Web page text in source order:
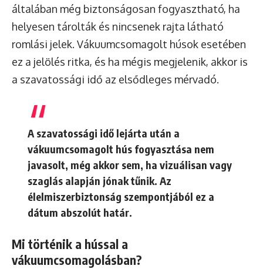
általában még biztonságosan fogyasztható, ha
helyesen tárolták és nincsenek rajta látható
romlási jelek. Vákuumcsomagolt húsok esetében
ez a jelölés ritka, és ha mégis megjelenik, akkor is
a szavatossági idő az elsődleges mérvadó.
A szavatossági idő lejárta után a
vákuumcsomagolt hús fogyasztása nem
javasolt, még akkor sem, ha vizuálisan vagy
szaglás alapján jónak tűnik. Az
élelmiszerbiztonság szempontjából ez a
dátum abszolút határ.
Mi történik a hússal a
vákuumcsomagolásban?